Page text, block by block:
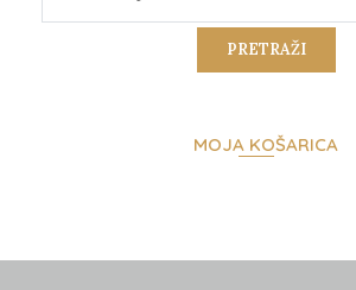
PRETRAŽI
MOJA KOŠARICA